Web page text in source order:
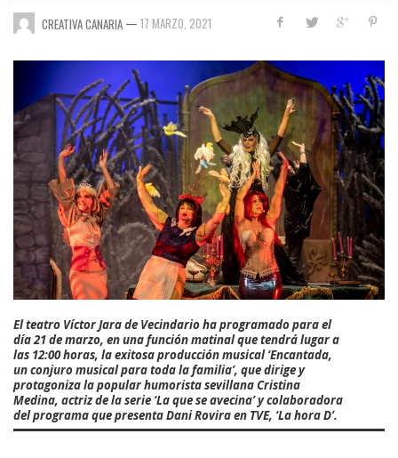
CREATIVA CANARIA — 17 MARZO, 2021
El teatro Víctor Jara de Vecindarioha programado para el
día 21 de marzo, en una función matinal que tendrá lugar a
las 12:00 horas, la exitosa producción musical‘Encantada,
un conjuro musical para toda la familia’, que dirige y
protagoniza la popular humorista sevillana Cristina
Medina, actriz de la serie ‘La que se avecina’ y colaboradora
del programa que presenta Dani Rovira en TVE, ‘La hora D’.